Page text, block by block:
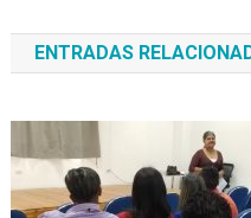
de
entradas
ENTRADAS